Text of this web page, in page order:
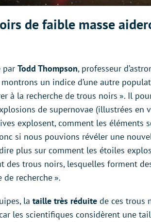
de faible masse
par Todd Thompson, professeur
un indice d’une autre
à la recherche de trous noirs ». Il
de supernovae (illustrées en
explosent, comment les éléments
si nous pouvions révéler une
plus sur comment les étoiles
des trous noirs, lesquelles forment
recherche ».
la taille très réduite de ces trous
les scientifiques considèrent une